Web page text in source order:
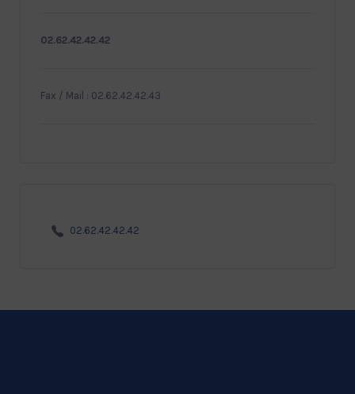
02.62.42.42.42
Fax / Mail : 02.62.42.42.43
02.62.42.42.42